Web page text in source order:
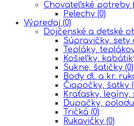
Chovateľské potreby
Pelechy (0)
Výpredaj (0)
Dojčenské a detské
Súpravičky, sety
Tepláky,
Košieľky,
Sukne, šatičky (0)
Body dl. a kr.
Čiapočky, šatky
Kraťasky,
Dupačky,
Tričká (0)
Rukavičky (0)